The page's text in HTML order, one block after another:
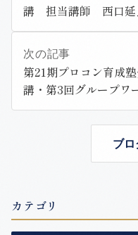
講 担当講師 西口延
次の記事
第21期プロコン育成
講・第3回グループ
ブ
カテゴリ